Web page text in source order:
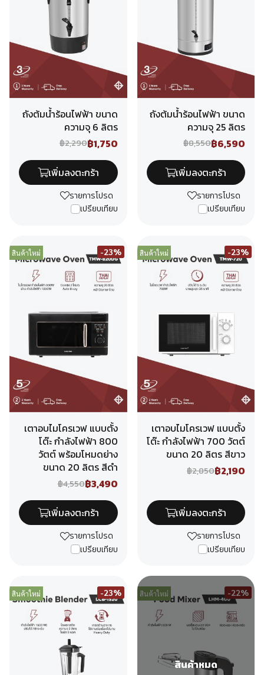
ถังต้มน้ำร้อนไฟฟ้า ขนาด
ความจุ 6 ลิตร
฿2,290฿1,750
เพิ่มลงตะกร้า
รายการโปรด
เปรียบเทียบ
ถังต้มน้ำร้อนไฟฟ้า ขนาด
ความจุ 25 ลิตร
฿8,550฿6,590
เพิ่มลงตะกร้า
รายการโปรด
เปรียบเทียบ
สินค้าใหม่ -23%
เตาอบไมโครเวฟ แบบตั้ง
โต๊ะ กำลังไฟฟ้า 800
วัตต์ พร้อมโหมดย่าง
ขนาด 20 ลิตร สีดำ
฿4,550฿3,490
เพิ่มลงตะกร้า
รายการโปรด
เปรียบเทียบ
สินค้าใหม่ -23%
เตาอบไมโครเวฟ แบบตั้ง
โต๊ะ กำลังไฟฟ้า 700 วัตต์
ขนาด 20 ลิตร สีขาว
฿2,850฿2,190
เพิ่มลงตะกร้า
รายการโปรด
เปรียบเทียบ
สินค้าใหม่ -23% สินค้าใหม่ -22%
สินค้าหมด